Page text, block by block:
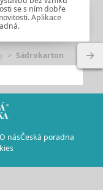
se s ním dobře
Aplikace
Sádrokarton
násČeská poradna